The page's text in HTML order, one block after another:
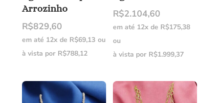
Arrozinho
R$829,60
em até 12x de R$69,13 ou
à vista por R$788,12
R$2.104,60
em até 12x de R$175,38
ou
à vista por R$1.999,37